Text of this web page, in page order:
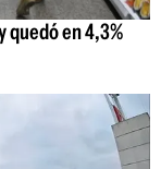
quedó en 4,3%